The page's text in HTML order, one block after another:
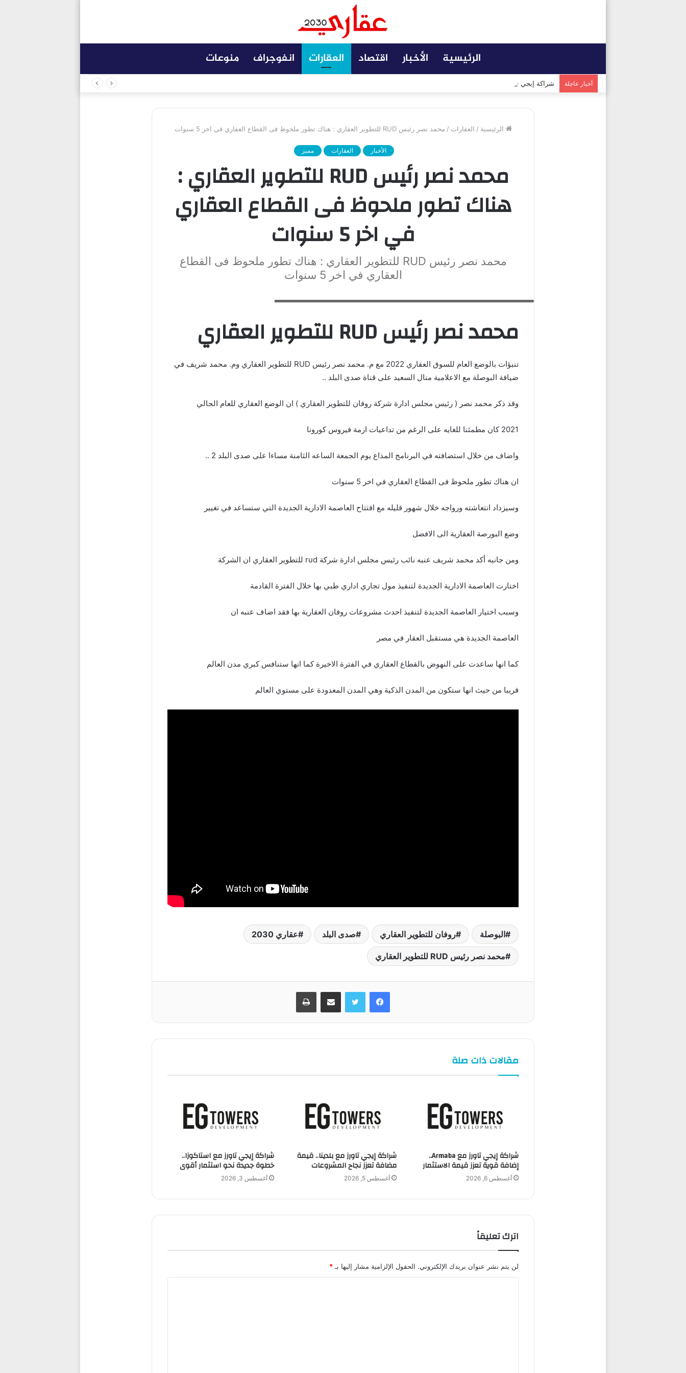
الرئيسية الأخبار اقتصاد العقارات انفوجراف منوعات
أخبار عاجلة شراكة إيجي تاورز مع بلدينا.. قيمة مضافة تعزز نجاح المشروعات
الرئيسية / العقارات / محمد نصر رئيس RUD للتطوير العقاري : هناك تطور ملحوظ فى القطاع العقاري في اخر 5 سنوات
الأخبار العقارات مميز
محمد نصر رئيس RUD للتطوير العقاري :
هناك تطور ملحوظ فى القطاع العقاري
في اخر 5 سنوات
محمد نصر رئيس RUD للتطوير العقاري : هناك تطور ملحوظ فى القطاع
العقاري في اخر 5 سنوات
محمد نصر رئيس RUD للتطوير العقاري
تنبؤات بالوضع العام للسوق العقاري 2022 مع م. محمد نصر رئيس RUD للتطوير العقاري وم. محمد شريف في
ضيافة البوصلة مع الاعلامية منال السعيد على قناة صدى البلد ..
وقد ذكر محمد نصر ( رئيس مجلس ادارة شركة روفان للتطوير العقاري ) ان الوضع العقاري للعام الحالي
2021 كان مطمئنا للغايه على الرغم من تداعيات ازمة فيروس كورونا
واضاف من خلال استضافته في البرنامج المذاع يوم الجمعة الساعه الثامنة مساءا على صدى البلد 2 ..
ان هناك تطور ملحوظ فى القطاع العقاري في اخر 5 سنوات
وسيزداد انتعاشته ورواجه خلال شهور قليله مع افتتاح العاصمة الادارية الجديدة التي ستساعد في تغيير
وضع البورصة العقارية الى الافضل
ومن جانبه أكد محمد شريف عنبه نائب رئيس مجلس ادارة شركة rud للتطوير العقاري ان الشركة
اختارت العاصمة الادارية الجديدة لتنفيذ مول تجاري اداري طبي بها خلال الفترة القادمة
وسبب اختيار العاصمة الجديدة لتنفيذ احدث مشروعات روفان العقارية بها فقد اضاف عنبه ان
العاصمة الجديدة هي مستقبل العقار في مصر
كما انها ساعدت على النهوض بالقطاع العقاري في الفترة الاخيرة كما انها ستنافس كبري مدن العالم
قريبا من حيث انها ستكون من المدن الذكية وهي المدن المعدودة على مستوي العالم
البوصلة روفان للتطوير العقاري صدى البلد عقاري 2030
محمد نصر رئيس RUD للتطوير العقاري
فيسبوك
مقالات ذات صلة
شراكة إيجي تاورز مع Armaba..
إضافة قوية تعزز قيمة الاستثمار
أغسطس 6, 2026
شراكة إيجي تاورز مع بلدينا.. قيمة
مضافة تعزز نجاح المشروعات
أغسطس 5, 2026
شراكة إيجي تاورز مع استاكوزا..
خطوة جديدة نحو استثمار أقوى
أغسطس 3, 2026
اترك تعليقاً
لن يتم نشر عنوان بريدك الإلكتروني. الحقول الإلزامية مشار إليها بـ*